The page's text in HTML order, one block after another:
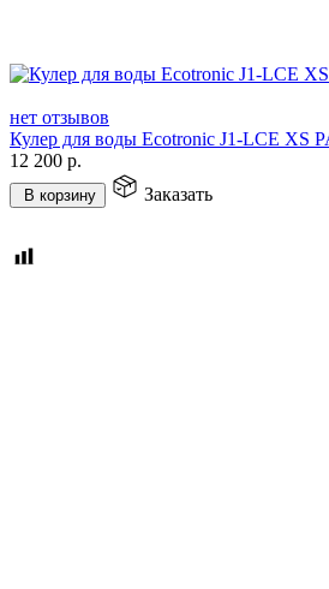
нет отзывов
Кулер для воды Ecotronic J1-LCE XS
12 200 р.
В корзину Заказать